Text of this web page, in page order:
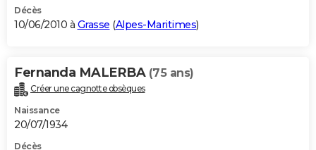
Décès
10/06/2010 à Grasse (Alpes-Maritimes)
Fernanda MALERBA (75 ans)
Créer une cagnotte obsèques
Naissance
20/07/1934
Décès